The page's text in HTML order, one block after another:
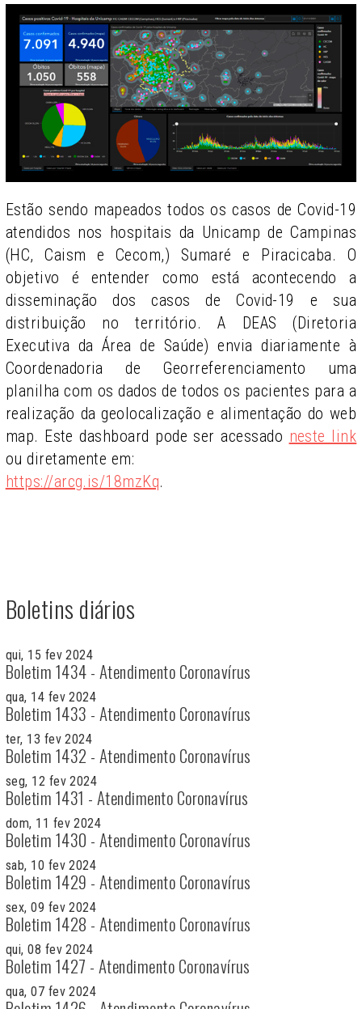
Estão sendo mapeados todos os casos de Covid-19
atendidos nos hospitais da Unicamp de Campinas
(HC, Caism e Cecom,) Sumaré e Piracicaba. O
objetivo é entender como está acontecendo a
disseminação dos casos de Covid-19 e sua
distribuição no território. A DEAS (Diretoria
Executiva da Área de Saúde) envia diariamente à
Coordenadoria de Georreferenciamento uma
planilha com os dados de todos os pacientes para a
realização da geolocalização e alimentação do web
map. Este dashboard pode ser acessado neste link
ou diretamente em:
https://arcg.is/18mzKq.
Boletins diários
qui, 15 fev 2024
Boletim 1434 - Atendimento Coronavírus
qua, 14 fev 2024
Boletim 1433 - Atendimento Coronavírus
ter, 13 fev 2024
Boletim 1432 - Atendimento Coronavírus
seg, 12 fev 2024
Boletim 1431 - Atendimento Coronavírus
dom, 11 fev 2024
Boletim 1430 - Atendimento Coronavírus
sab, 10 fev 2024
Boletim 1429 - Atendimento Coronavírus
sex, 09 fev 2024
Boletim 1428 - Atendimento Coronavírus
qui, 08 fev 2024
Boletim 1427 - Atendimento Coronavírus
qua, 07 fev 2024